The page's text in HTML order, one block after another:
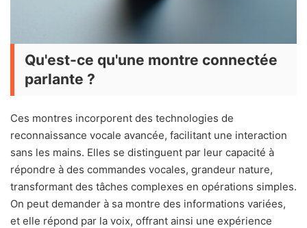
Qu'est-ce qu'une montre connectée
parlante ?
Ces montres incorporent des technologies de
reconnaissance vocale avancée, facilitant une interaction
sans les mains. Elles se distinguent par leur capacité à
répondre à des commandes vocales, grandeur nature,
transformant des tâches complexes en opérations simples.
On peut demander à sa montre des informations variées,
et elle répond par la voix, offrant ainsi une expérience